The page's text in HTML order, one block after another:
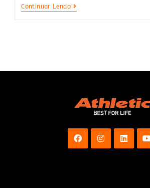
Continuar LendoWellness:
O
Aderir